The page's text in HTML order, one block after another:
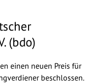
(bdo)
einen neuen Preis für
beschlossen.